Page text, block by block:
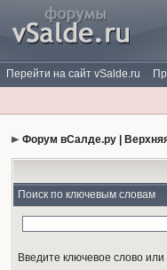
Перейти на сайт vSalde.ru
Форум вСалде.ру |
Поиск по ключевым словам
Введите ключевое слово